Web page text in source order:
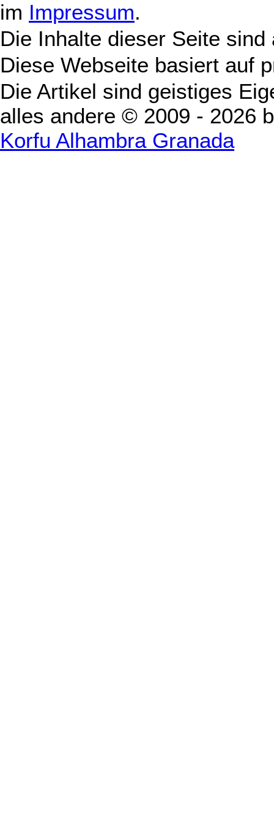
im Impressum.
Die Inhalte dieser Seite
Diese Webseite basiert auf
Die Artikel sind geistiges
alles andere © 2009 - 2026
Korfu Alhambra Granada